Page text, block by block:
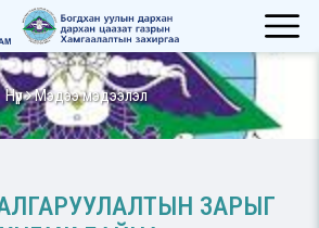
Нүүр Мэдээ мэдээлэл
ЗАРЫГ